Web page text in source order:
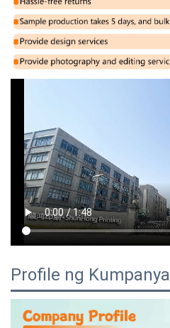
Profile ng Kumpanya